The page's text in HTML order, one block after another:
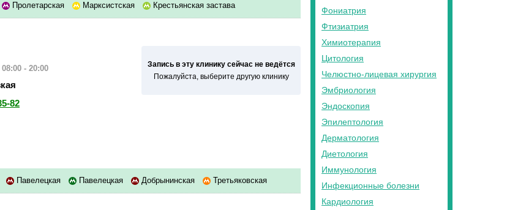
Пролетарская Марксистская Крестьянская застава
08:00 - 20:00
82
Запись в эту клинику сейчас не ведётся
Пожалуйста, выберите другую клинику
Павелецкая Павелецкая Добрынинская Третьяковская
Фониатрия
Фтизиатрия
Химиотерапия
Цитология
Челюстно-лицевая хирургия
Эмбриология
Эндоскопия
Эпилептология
Дерматология
Диетология
Иммунология
Инфекционные болезни
Кардиология